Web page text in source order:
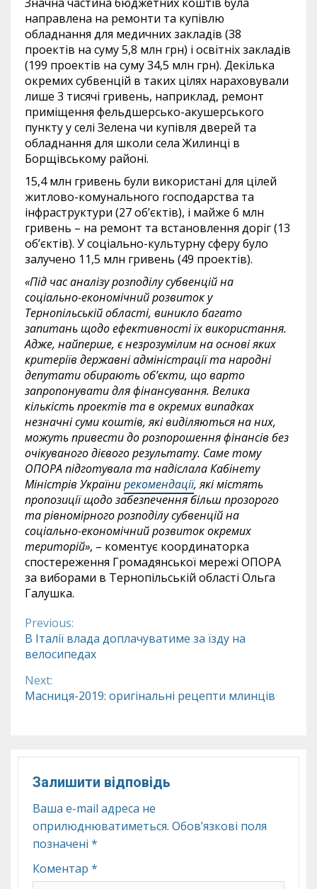
направлена на ремонти та купівлю
обладнання для медичних закладів (38
проектів на суму 5,8 млн грн) і освітніх закладів
(199 проектів на суму 34,5 млн грн). Декілька
окремих субвенцій в таких цілях нараховували
лише 3 тисячі гривень, наприклад, ремонт
приміщення фельдшерсько-акушерського
пункту у селі Зелена чи купівля дверей та
обладнання для школи села Жилинці в
Борщівському районі.
15,4 млн гривень були використані для цілей
житлово-комунального господарства та
інфраструктури (27 об’єктів), і майже 6 млн
гривень – на ремонт та встановлення доріг (13
об’єктів). У соціально-культурну сферу було
залучено 11,5 млн гривень (49 проектів).
«Під час аналізу розподілу субвенцій на
соціально-економічний розвиток у
Тернопільській області, виникло багато
запитань щодо ефективності їх використання.
Адже, найперше, є незрозумілим на основі яких
критеріїв державні адміністрації та народні
депутати обирають об’єкти, що варто
запропонувати для фінансування. Велика
кількість проектів та в окремих випадках
незначні суми коштів, які виділяються на них,
можуть привести до розпорошення фінансів без
очікуваного дієвого результату. Саме тому
ОПОРА підготувала та надіслала Кабінету
Міністрів Українирекомендації, які містять
пропозиції щодо забезпечення більш прозорого
та рівномірного розподілу субвенцій на
соціально-економічний розвиток окремих
територій», – коментує координаторка
спостереження Громадянської мережі ОПОРА
за виборами в Тернопільській області Ольга
Галушка.
Continue
Reading
Previous:
В Італії влада доплачуватиме за їзду на
велосипедах
Next:
Масниця-2019: оригінальні рецепти млинців
Залишити відповідь
Ваша e-mail адреса не
оприлюднюватиметься. Обов’язкові поля
позначені *
Коментар *